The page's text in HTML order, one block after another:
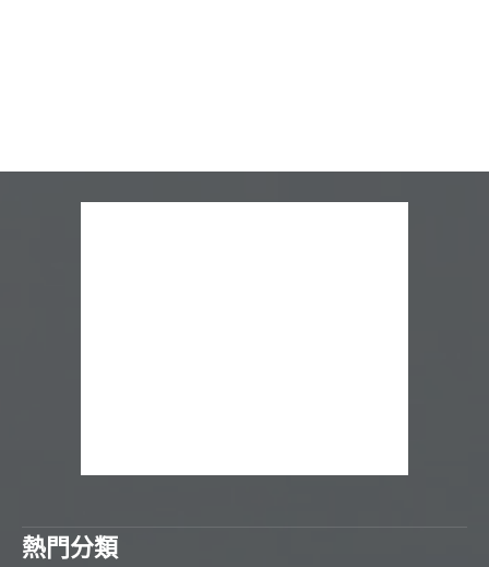
熱門分類